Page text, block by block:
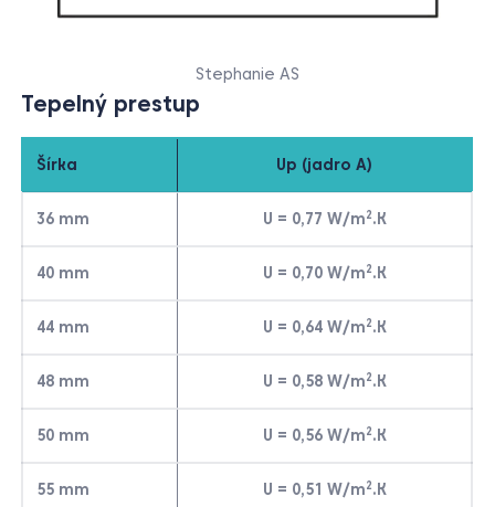
Stephanie AS
Tepelný prestup
Šírka Up (jadro A)
36 mm U = 0,77 W/m2.K
40 mm U = 0,70 W/m2.K
44 mm U = 0,64 W/m2.K
48 mm U = 0,58 W/m2.K
50 mm U = 0,56 W/m2.K
55 mm U = 0,51 W/m2.K